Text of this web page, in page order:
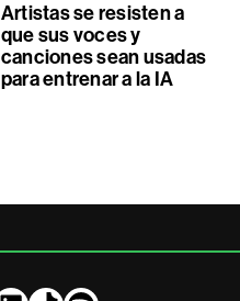
Artistas se resisten a
que sus voces y
canciones sean usadas
para entrenar a la IA